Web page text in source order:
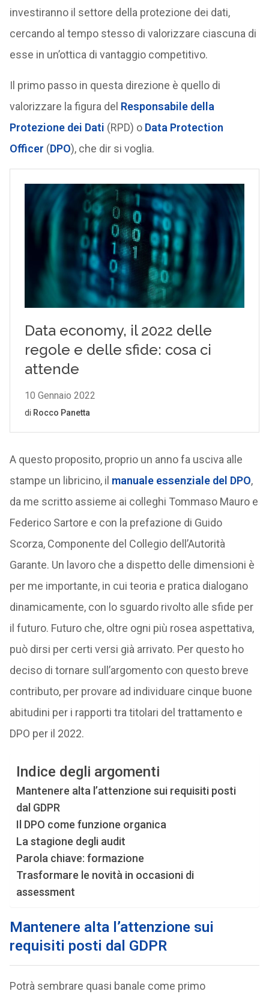
investiranno il settore della protezione dei dati,
cercando al tempo stesso di valorizzare ciascuna di
esse in un’ottica di vantaggio competitivo.
Il primo passo in questa direzione è quello di
valorizzare la figura del Responsabile della
Protezione dei Dati (RPD) o Data Protection
Officer (DPO), che dir si voglia.
A questo proposito, proprio un anno fa usciva alle
stampe un libricino, il manuale essenziale del DPO,
da me scritto assieme ai colleghi Tommaso Mauro e
Federico Sartore e con la prefazione di Guido
Scorza, Componente del Collegio dell’Autorità
Garante. Un lavoro che a dispetto delle dimensioni è
per me importante, in cui teoria e pratica dialogano
dinamicamente, con lo sguardo rivolto alle sfide per
il futuro. Futuro che, oltre ogni più rosea aspettativa,
può dirsi per certi versi già arrivato. Per questo ho
deciso di tornare sull’argomento con questo breve
contributo, per provare ad individuare cinque buone
abitudini per i rapporti tra titolari del trattamento e
DPO per il 2022.
Indice degli argomenti
Mantenere alta l’attenzione sui requisiti posti
dal GDPR
Il DPO come funzione organica
La stagione degli audit
Parola chiave: formazione
Trasformare le novità in occasioni di
assessment
Mantenere alta l’attenzione sui
requisiti posti dal GDPR
Potrà sembrare quasi banale come primo